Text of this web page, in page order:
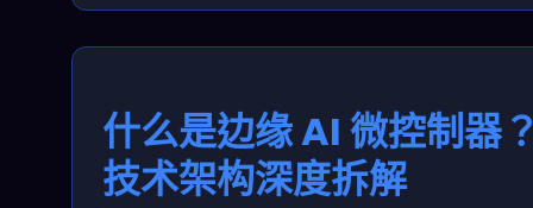
什么是边缘 AI 微控制器
技术架构深度拆解